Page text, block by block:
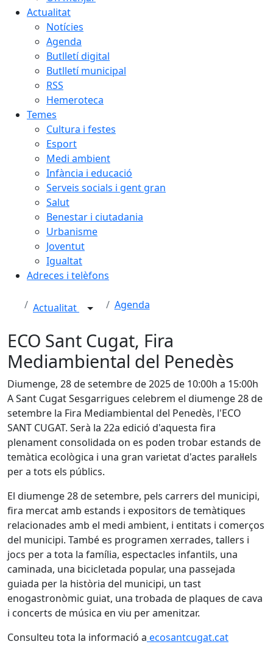
Actualitat
Notícies
Agenda
Butlletí digital
Butlletí municipal
RSS
Hemeroteca
Temes
Cultura i festes
Esport
Medi ambient
Infància i educació
Serveis socials i gent gran
Salut
Benestar i ciutadania
Urbanisme
Joventut
Igualtat
Adreces i telèfons
Actualitat Agenda
ECO Sant Cugat, Fira
Mediambiental del Penedès
Diumenge, 28 de setembre de 2025 de 10:00h a 15:00h
A Sant Cugat Sesgarrigues celebrem el diumenge 28 de
setembre la Fira Mediambiental del Penedès, l'ECO
SANT CUGAT. Serà la 22a edició d'aquesta fira
plenament consolidada on es poden trobar estands de
temàtica ecològica i una gran varietat d'actes paral·lels
per a tots els públics.
El diumenge 28 de setembre, pels carrers del municipi,
fira mercat amb estands i expositors de temàtiques
relacionades amb el medi ambient, i entitats i comerços
del municipi. També es programen xerrades, tallers i
jocs per a tota la família, espectacles infantils, una
caminada, una bicicletada popular, una passejada
guiada per la història del municipi, un tast
enogastronòmic guiat, una trobada de plaques de cava
i concerts de música en viu per amenitzar.
Consulteu tota la informació a ecosantcugat.cat